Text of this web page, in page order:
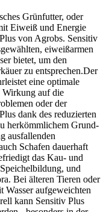
Grünfutter, oder
Eiweiß und Energie
von Agrobs. Sensitiv
eiweißarmen
bietet, um den
zu entsprechen.Der
eine optimale
Wirkung auf die
oder der
dank des reduzierten
herkömmlichem Grund-
ausfallenden
Schafen dauerhaft
das Kau- und
und
Bei älteren Tieren oder
Wasser aufgeweichten
kann Sensitiv Plus